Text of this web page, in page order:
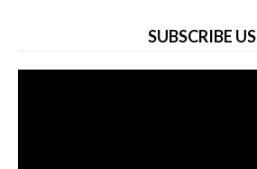
SUBSCRIBE US